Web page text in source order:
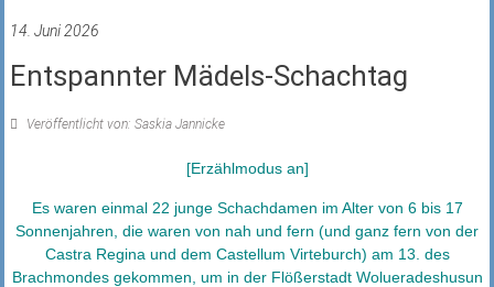
14. Juni 2026
Entspannter Mädels-Schachtag
Veröffentlicht von: Saskia Jannicke
[Erzählmodus an]
Es waren einmal 22 junge Schachdamen im Alter von 6 bis 17
Sonnenjahren, die waren von nah und fern (und ganz fern von der
Castra Regina und dem Castellum Virteburch) am 13. des
Brachmondes gekommen, um in der Flößerstadt Wolueradeshusun